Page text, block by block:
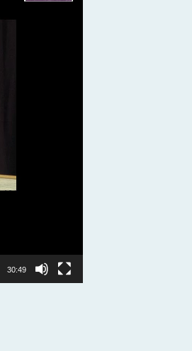
30:49